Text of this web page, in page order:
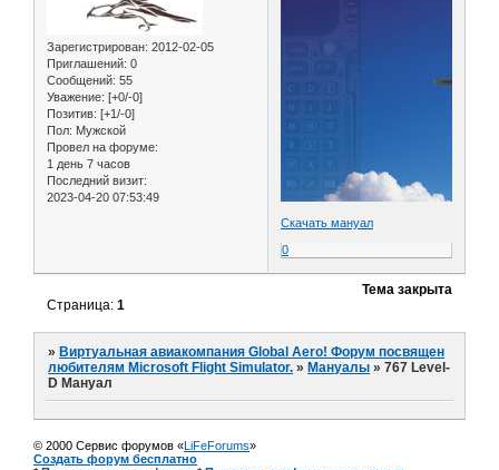
Зарегистрирован: 2012-02-05
Приглашений: 0
Сообщений: 55
Уважение: [+0/-0]
Позитив: [+1/-0]
Пол: Мужской
Провел на форуме:
1 день 7 часов
Последний визит:
2023-04-20 07:53:49
Скачать мануал
0
Тема закрыта
Страница:1
»Виртуальная авиакомпания Global Aero! Форум посвящен
любителям Microsoft Flight Simulator. »Мануалы »767 Level-
D Мануал
© 2000 Сервис форумов «LiFeForums»
Создать форум бесплатно